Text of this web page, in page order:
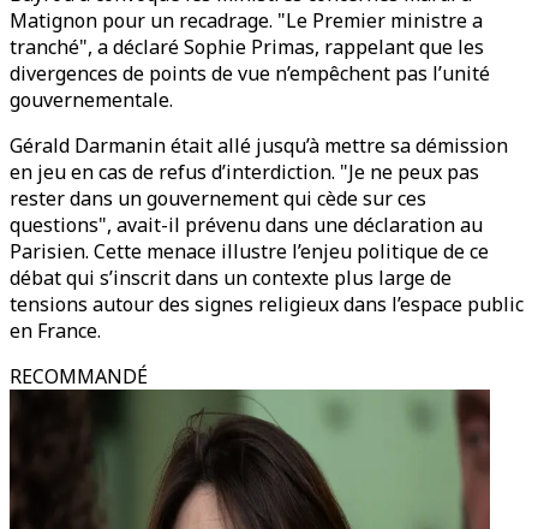
Matignon pour un recadrage. "Le Premier ministre a
tranché", a déclaré Sophie Primas, rappelant que les
divergences de points de vue n’empêchent pas l’unité
gouvernementale.
Gérald Darmanin était allé jusqu’à mettre sa démission
en jeu en cas de refus d’interdiction. "Je ne peux pas
rester dans un gouvernement qui cède sur ces
questions", avait-il prévenu dans une déclaration au
Parisien. Cette menace illustre l’enjeu politique de ce
débat qui s’inscrit dans un contexte plus large de
tensions autour des signes religieux dans l’espace public
en France.
RECOMMANDÉ